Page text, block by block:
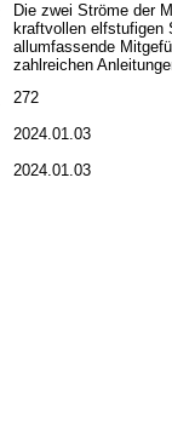
Die zwei Ströme der
kraftvollen elfstufigen
allumfassende
zahlreichen
272
2024.01.03
2024.01.03